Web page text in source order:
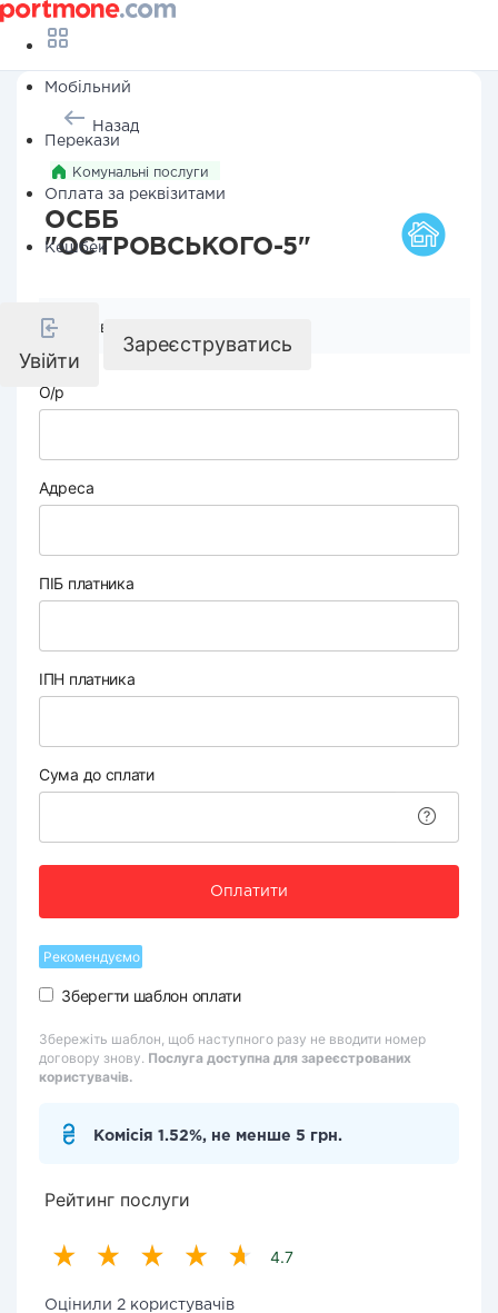
Мобільний
Перекази
Оплата за реквізитами
Кешбек
Увійти
Зареєструватись
Назад
Комунальні послуги
ОСББ
"ОСТРОВСЬКОГО-5"
Реквізити компанії
О/р
Адреса
ПІБ платника
ІПН платника
Сума до сплати
Оплатити
Рекомендуємо
Зберегти шаблон оплати
Збережіть шаблон, щоб наступного разу не вводити номер
договору знову. Послуга доступна для зареєстрованих
користувачів.
Комісія 1.52%, не менше 5 грн.
Рейтинг послуги
4.7
Оцінили 2 користувачів